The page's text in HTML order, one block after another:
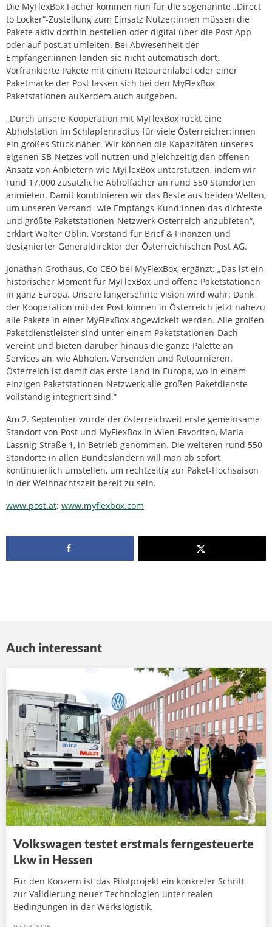
Die MyFlexBox Fächer kommen nun für die sogenannte „Direct
to Locker“-Zustellung zum Einsatz Nutzer:innen müssen die
Pakete aktiv dorthin bestellen oder digital über die Post App
oder auf post.at umleiten. Bei Abwesenheit der
Empfänger:innen landen sie nicht automatisch dort.
Vorfrankierte Pakete mit einem Retourenlabel oder einer
Paketmarke der Post lassen sich bei den MyFlexBox
Paketstationen außerdem auch aufgeben.
„Durch unsere Kooperation mit MyFlexBox rückt eine
Abholstation im Schlapfenradius für viele Österreicher:innen
ein großes Stück näher. Wir können die Kapazitäten unseres
eigenen SB-Netzes voll nutzen und gleichzeitig den offenen
Ansatz von Anbietern wie MyFlexBox unterstützen, indem wir
rund 17.000 zusätzliche Abholfächer an rund 550 Standorten
anmieten. Damit kombinieren wir das Beste aus beiden Welten,
um unseren Versand- wie Empfangs-Kund:innen das dichteste
und größte Paketstationen-Netzwerk Österreich anzubieten“,
erklärt Walter Oblin, Vorstand für Brief & Finanzen und
designierter Generaldirektor der Österreichischen Post AG.
Jonathan Grothaus, Co-CEO bei MyFlexBox, ergänzt: „Das ist ein
historischer Moment für MyFlexBox und offene Paketstationen
in ganz Europa. Unsere langersehnte Vision wird wahr: Dank
der Kooperation mit der Post können in Österreich jetzt nahezu
alle Pakete in einer MyFlexBox abgewickelt werden. Alle großen
Paketdienstleister sind unter einem Paketstationen-Dach
vereint und bieten darüber hinaus die ganze Palette an
Services an, wie Abholen, Versenden und Retournieren.
Österreich ist damit das erste Land in Europa, wo in einem
einzigen Paketstationen-Netzwerk alle großen Paketdienste
vollständig integriert sind.“
Am 2. September wurde der österreichweit erste gemeinsame
Standort von Post und MyFlexBox in Wien-Favoriten, Maria-
Lassnig-Straße 1, in Betrieb genommen. Die weiteren rund 550
Standorte in allen Bundesländern will man ab sofort
kontinuierlich umstellen, um rechtzeitig zur Paket-Hochsaison
in der Weihnachtszeit bereit zu sein.
www.post.at; www.myflexbox.com
Auch interessant
Volkswagen testet erstmals ferngesteuerte
Lkw in Hessen
Für den Konzern ist das Pilotprojekt ein konkreter Schritt
zur Validierung neuer Technologien unter realen
Bedingungen in der Werkslogistik.